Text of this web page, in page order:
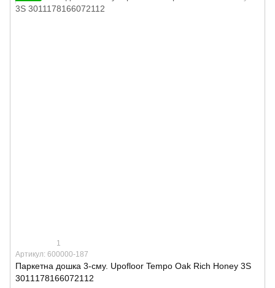
1
Артикул: 600000-187
Паркетна дошка 3-сму. Upofloor Tempo Oak Rich Honey 3S
3011178166072112